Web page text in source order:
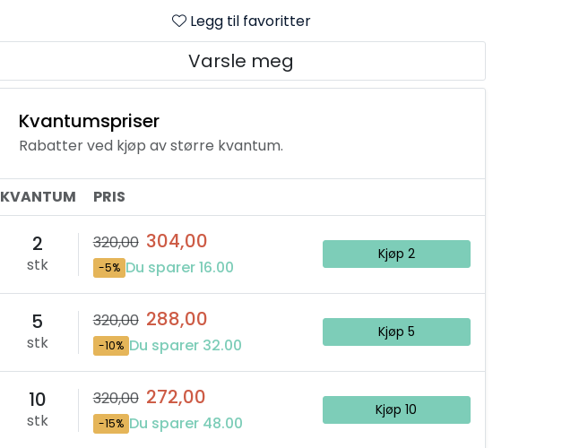
Legg til favoritter
Varsle meg
Kvantumspriser
Rabatter ved kjøp av større kvantum.
KVANTUM PRIS
2
stk
320,00 304,00
-5% Du sparer 16.00
Kjøp 2
5
stk
320,00 288,00
-10% Du sparer 32.00
Kjøp 5
10
stk
320,00 272,00
-15% Du sparer 48.00
Kjøp 10